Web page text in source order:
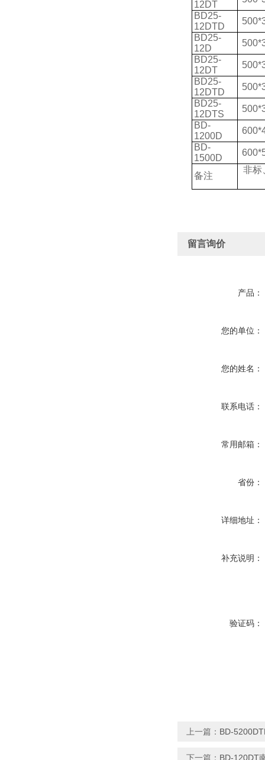
12DT
BD25-
12DTD
BD25-
12D
BD25-
12DT
BD25-
12DTD
BD25-
12DTS
BD-
1200D
BD-
1500D
备注
非标
留言询价
产品：
您的单位：
您的姓名：
联系电话：
常用邮箱：
省份：
详细地址：
补充说明：
验证码：
上一篇： BD-
下一篇： BD-120DT